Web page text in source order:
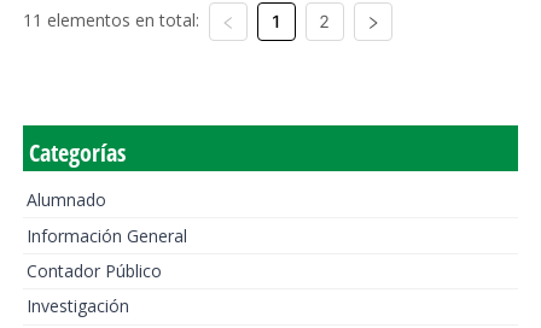
11 elementos en total: 1 2
Categorías
Alumnado
Información General
Contador Público
Investigación